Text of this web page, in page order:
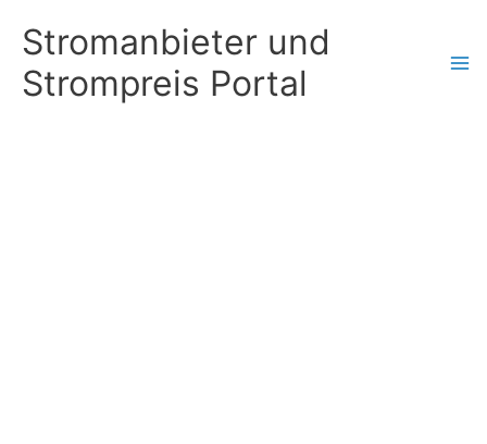
Inhalt
springen
Stromanbieter und
Strompreis Portal